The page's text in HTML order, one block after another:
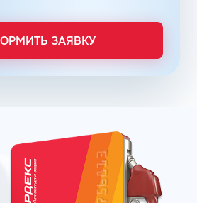
информации в одном месте о
заправках поможет выявить
Использование средств
интересах легко выявить, если
и тщательного контроля
топливные карты для оптовых
приобрести необходимое
ЗАЯВКУ